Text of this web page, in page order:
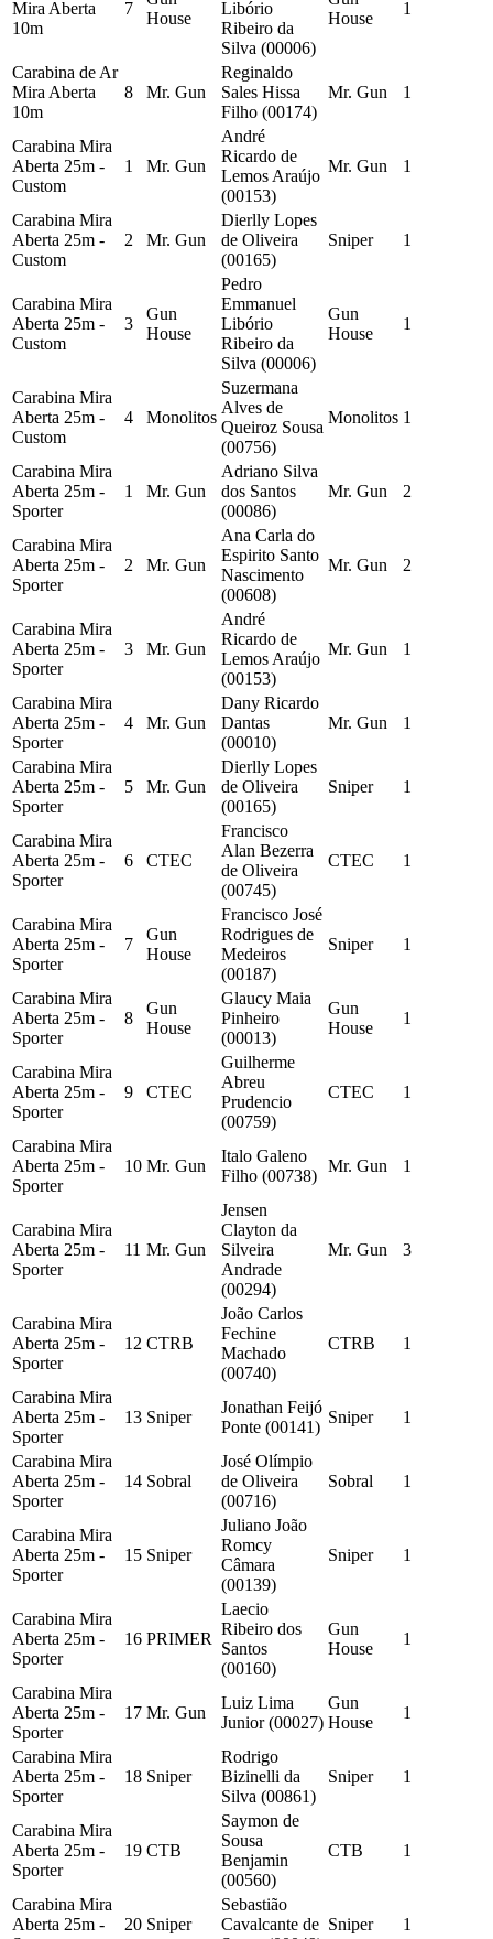
Mira Aberta
10m
7
House
Libório
Ribeiro da
Silva (00006)
House
1
Carabina de Ar
Mira Aberta
10m
8 Mr. Gun
Reginaldo
Sales Hissa
Filho (00174)
Mr. Gun 1
Carabina Mira
Aberta 25m -
Custom
1 Mr. Gun
André
Ricardo de
Lemos Araújo
(00153)
Mr. Gun 1
Carabina Mira
Aberta 25m -
Custom
2 Mr. Gun
Dierlly Lopes
de Oliveira
(00165)
Sniper 1
Carabina Mira
Aberta 25m -
Custom
3
Gun
House
Pedro
Emmanuel
Libório
Ribeiro da
Silva (00006)
Gun
House
1
Carabina Mira
Aberta 25m -
Custom
4 Monolitos
Suzermana
Alves de
Queiroz Sousa
(00756)
Monolitos 1
Carabina Mira
Aberta 25m -
Sporter
1 Mr. Gun
Adriano Silva
dos Santos
(00086)
Mr. Gun 2
Carabina Mira
Aberta 25m -
Sporter
2 Mr. Gun
Ana Carla do
Espirito Santo
Nascimento
(00608)
Mr. Gun 2
Carabina Mira
Aberta 25m -
Sporter
3 Mr. Gun
André
Ricardo de
Lemos Araújo
(00153)
Mr. Gun 1
Carabina Mira
Aberta 25m -
Sporter
4 Mr. Gun
Dany Ricardo
Dantas
(00010)
Mr. Gun 1
Carabina Mira
Aberta 25m -
Sporter
5 Mr. Gun
Dierlly Lopes
de Oliveira
(00165)
Sniper 1
Carabina Mira
Aberta 25m -
Sporter
6 CTEC
Francisco
Alan Bezerra
de Oliveira
(00745)
CTEC 1
Carabina Mira
Aberta 25m -
Sporter
7
Gun
House
Francisco José
Rodrigues de
Medeiros
(00187)
Sniper 1
Carabina Mira
Aberta 25m -
Sporter
8
Gun
House
Glaucy Maia
Pinheiro
(00013)
Gun
House
1
Carabina Mira
Aberta 25m -
Sporter
9 CTEC
Guilherme
Abreu
Prudencio
(00759)
CTEC 1
Carabina Mira
Aberta 25m -
Sporter
10 Mr. Gun
Italo Galeno
Filho (00738)
Mr. Gun 1
Carabina Mira
Aberta 25m -
Sporter
11 Mr. Gun
Jensen
Clayton da
Silveira
Andrade
(00294)
Mr. Gun 3
Carabina Mira
Aberta 25m -
Sporter
12 CTRB
João Carlos
Fechine
Machado
(00740)
CTRB 1
Carabina Mira
Aberta 25m -
Sporter
13 Sniper
Jonathan Feijó
Ponte (00141)
Sniper 1
Carabina Mira
Aberta 25m -
Sporter
14 Sobral
José Olímpio
de Oliveira
(00716)
Sobral 1
Carabina Mira
Aberta 25m -
Sporter
15 Sniper
Juliano João
Romcy
Câmara
(00139)
Sniper 1
Carabina Mira
Aberta 25m -
Sporter
16 PRIMER
Laecio
Ribeiro dos
Santos
(00160)
Gun
House
1
Carabina Mira
Aberta 25m -
Sporter
17 Mr. Gun
Luiz Lima
Junior (00027)
Gun
House
1
Carabina Mira
Aberta 25m -
Sporter
18 Sniper
Rodrigo
Bizinelli da
Silva (00861)
Sniper 1
Carabina Mira
Aberta 25m -
Sporter
19 CTB
Saymon de
Sousa
Benjamin
(00560)
CTB 1
Carabina Mira
Aberta 25m -
20 Sniper
Sebastião
Cavalcante de Sniper 1